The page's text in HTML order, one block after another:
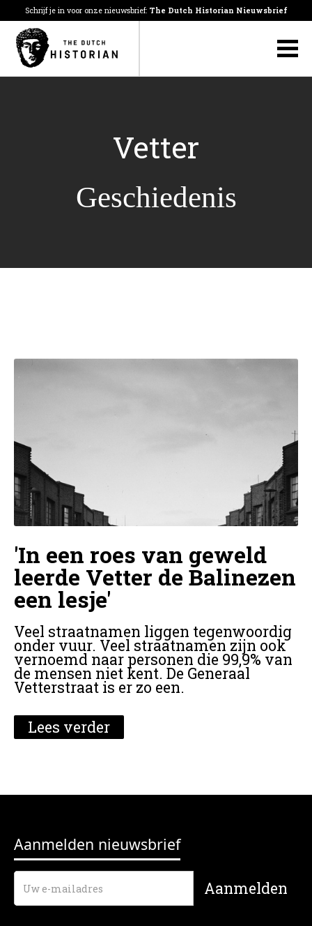
Schrijf je in voor onze nieuwsbrief: The Dutch Historian Nieuwsbrief
Vetter
Geschiedenis
'In een roes van geweld
leerde Vetter de Balinezen
een lesje'
Veel straatnamen liggen tegenwoordig
onder vuur. Veel straatnamen zijn ook
vernoemd naar personen die 99,9% van
de mensen niet kent. De Generaal
Vetterstraat is er zo een.
Lees verder
Aanmelden nieuwsbrief